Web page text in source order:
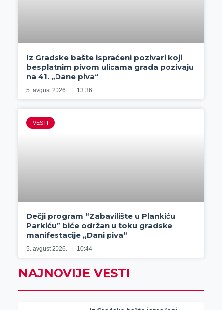
Iz Gradske bašte ispraćeni pozivari koji
besplatnim pivom ulicama grada pozivaju
na 41. „Dane piva“
5. avgust 2026. 13:36
VESTI
Dečji program “Zabavilište u Plankiću
Parkiću” biće održan u toku gradske
manifestacije „Dani piva“
5. avgust 2026. 10:44
NAJNOVIJE VESTI